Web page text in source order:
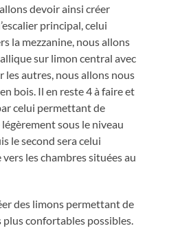
devoir ainsi créer
principal, celui
la mezzanine, nous allons
sur limon central avec
les autres, nous allons nous
bois. Il en reste 4 à faire et
celui permettant de
sous le niveau
le second sera celui
les chambres situées au
des limons permettant de
plus confortables possibles.